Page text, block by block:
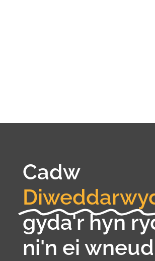
Cadw
gyda'r hyn
ni'n ei